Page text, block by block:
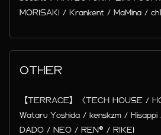
MORISAKI / Krankent / MaMina /
OTHER
【TERRACE】〈TECH HOUSE /
Wataru Yoshida / kenskzm /
DADO / NEO / REN® / RIKEI